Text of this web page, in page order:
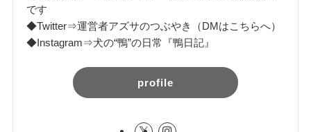
です
◆Twitter⇒運営者アズサのつぶやき（DMはこちらへ）
◆Instagram⇒犬の“鴨”の日常『鴨日記』
profile